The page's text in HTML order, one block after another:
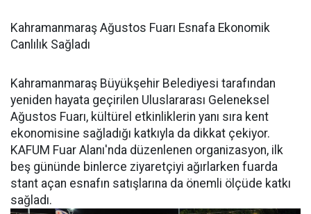
Kahramanmaraş Ağustos Fuarı Esnafa Ekonomik
Canlılık Sağladı
Kahramanmaraş Büyükşehir Belediyesi tarafından
yeniden hayata geçirilen Uluslararası Geleneksel
Ağustos Fuarı, kültürel etkinliklerin yanı sıra kent
ekonomisine sağladığı katkıyla da dikkat çekiyor.
KAFUM Fuar Alanı'nda düzenlenen organizasyon, ilk
beş gününde binlerce ziyaretçiyi ağırlarken fuarda
stant açan esnafın satışlarına da önemli ölçüde katkı
sağladı.